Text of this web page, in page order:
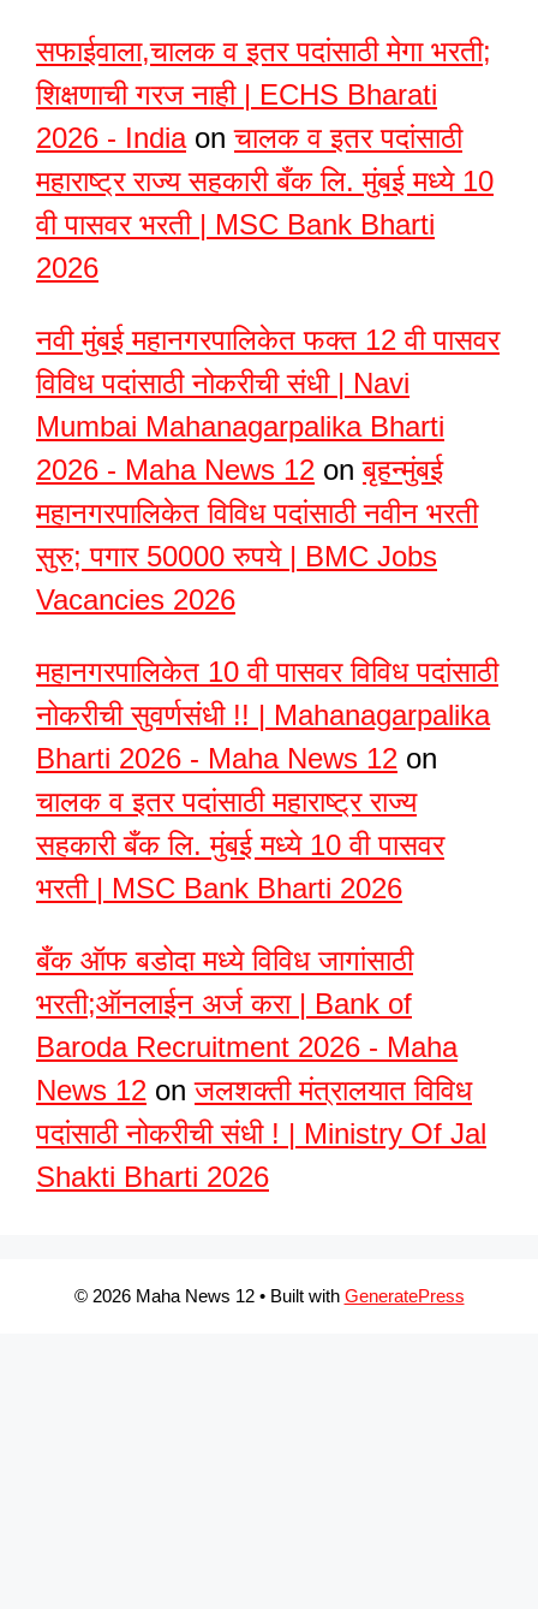
सफाईवाला,चालक व इतर पदांसाठी मेगा भरती;
शिक्षणाची गरज नाही | ECHS Bharati
2026 - Indiaonचालक व इतर पदांसाठी
महाराष्ट्र राज्य सहकारी बँक लि. मुंबई मध्ये 10
वी पासवर भरती | MSC Bank Bharti
2026
नवी मुंबई महानगरपालिकेत फक्त 12 वी पासवर
विविध पदांसाठी नोकरीची संधी | Navi
Mumbai Mahanagarpalika Bharti
2026 - Maha News 12 onबृहन्मुंबई
महानगरपालिकेत विविध पदांसाठी नवीन भरती
सुरु; पगार 50000 रुपये | BMC Jobs
Vacancies 2026
महानगरपालिकेत 10 वी पासवर विविध पदांसाठी
नोकरीची सुवर्णसंधी !! | Mahanagarpalika
Bharti 2026 - Maha News 12 on
चालक व इतर पदांसाठी महाराष्ट्र राज्य
सहकारी बँक लि. मुंबई मध्ये 10 वी पासवर
भरती | MSC Bank Bharti 2026
बँक ऑफ बडोदा मध्ये विविध जागांसाठी
भरती;ऑनलाईन अर्ज करा | Bank of
Baroda Recruitment 2026 - Maha
News 12 onजलशक्ती मंत्रालयात विविध
पदांसाठी नोकरीची संधी ! | Ministry Of Jal
Shakti Bharti 2026
© 2026 Maha News 12• Built with GeneratePress